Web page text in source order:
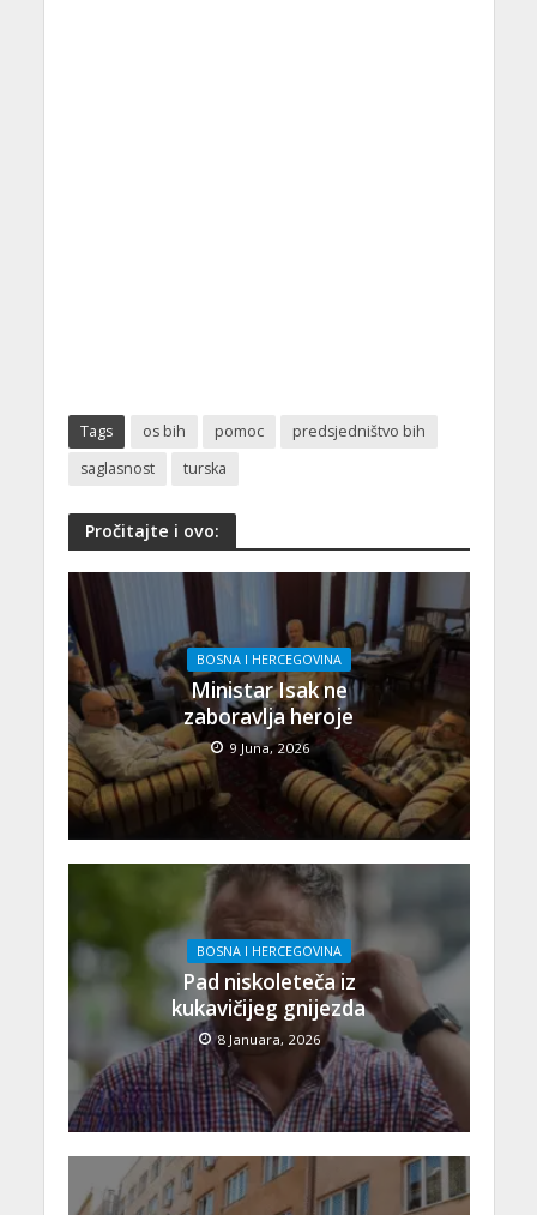
Tags os bih pomoc
predsjedništvo bih
saglasnost
turska
Pročitajte i ovo:
BOSNA I HERCEGOVINA
Ministar Isak ne
zaboravlja heroje
9 Juna, 2026
BOSNA I HERCEGOVINA
Pad niskoleteča iz
kukavičijeg gnijezda
8 Januara, 2026